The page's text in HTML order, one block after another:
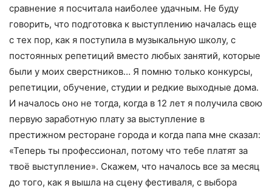
сравнение я посчитала наиболее удачным. Не буду
говорить, что подготовка к выступлению началась еще
с тех пор, как я поступила в музыкальную школу, с
постоянных репетиций вместо любых занятий, которые
были у моих сверстников… Я помню только конкурсы,
репетиции, обучение, студии и редкие выходные дома.
И началось оно не тогда, когда в 12 лет я получила свою
первую заработную плату за выступление в
престижном ресторане города и когда папа мне сказал:
«Теперь ты профессионал, потому что тебе платят за
твоё выступление». Скажем, что началось все за месяц
до того, как я вышла на сцену фестиваля, с выбора